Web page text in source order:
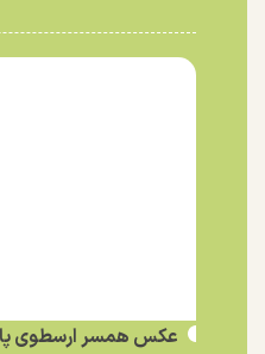
عکس همسر ارسطوی